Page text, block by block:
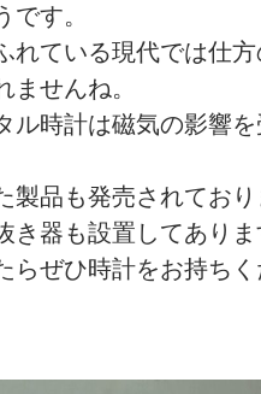
す。
れている現代では仕方
ませんね。
ル時計は磁気の影響
製品も発売されており
き器も設置してありま
らぜひ時計をお持ちく